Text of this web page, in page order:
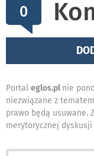
0
Portal eglos.pl nie
niezwiązane z
prawo będą usuwane.
merytorycznej